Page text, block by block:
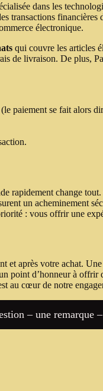
dans les
transactions
électronique.
qui couvre les articles
de livraison. De plus,
paiement se fait alors
rapidement change
un acheminement
: vous offrir une
après votre achat.
point d’honneur à offrir
au cœur de notre
– une